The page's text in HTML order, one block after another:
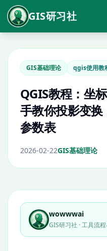
GIS研习社
GIS基础理论 qgis使用教
QGIS教程：坐
手教你投影变
参数表
2026-02-22GIS基础理论
wowwwai
GIS研习社 · 工具流